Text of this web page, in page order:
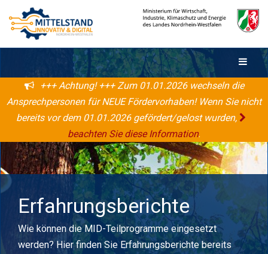
+++ Achtung! +++ Zum 01.01.2026 wechseln die
Ansprechpersonen für NEUE Fördervorhaben! Wenn Sie nicht
bereits vor dem 01.01.2026 gefördert/gelost wurden,
beachten Sie diese Information.
Erfahrungsberichte
Wie können die MID-Teilprogramme eingesetzt
werden? Hier finden Sie Erfahrungsberichte bereits